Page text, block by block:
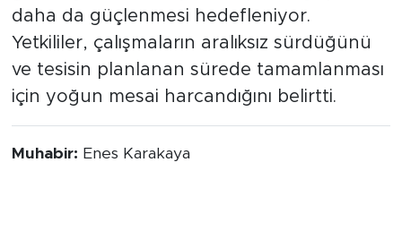
daha da güçlenmesi hedefleniyor.
Yetkililer, çalışmaların aralıksız sürdüğünü
ve tesisin planlanan sürede tamamlanması
için yoğun mesai harcandığını belirtti.
Muhabir: Enes Karakaya